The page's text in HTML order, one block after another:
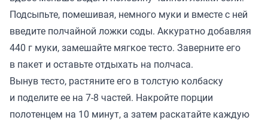
Подсыпьте, помешивая, немного муки и вместе с ней
введите полчайной ложки соды. Аккуратно добавляя
440 г муки, замешайте мягкое тесто. Заверните его
в пакет и оставьте отдыхать на полчаса.
Вынув тесто, растяните его в толстую колбаску
и поделите ее на 7-8 частей. Накройте порции
полотенцем на 10 минут, а затем раскатайте каждую